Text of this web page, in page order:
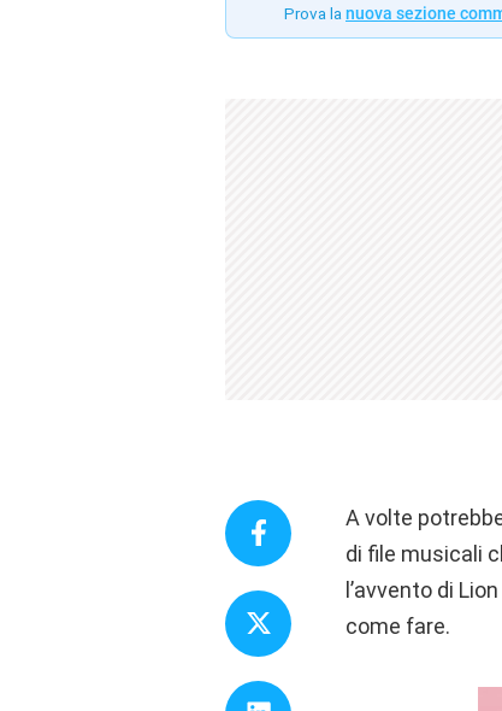
Prova la nuova sezione
A volte
di file musicali
l’avvento di
come fare.